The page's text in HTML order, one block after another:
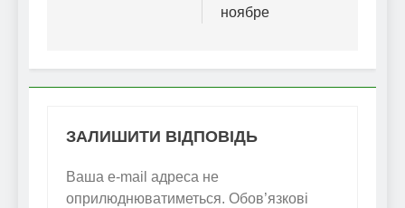
ноябре
ЗАЛИШИТИ ВІДПОВІДЬ
Ваша e-mail адреса не
оприлюднюватиметься. Обов’язкові